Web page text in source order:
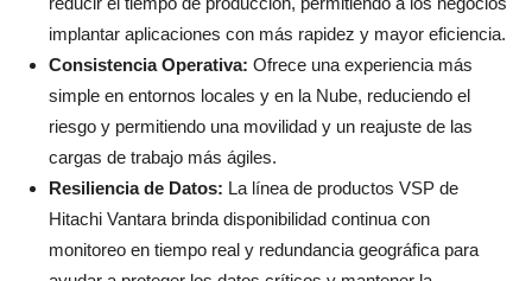
implantar aplicaciones con más rapidez y mayor eficiencia.
Consistencia Operativa: Ofrece una experiencia más
simple en entornos locales y en la Nube, reduciendo el
riesgo y permitiendo una movilidad y un reajuste de las
cargas de trabajo más ágiles.
Resiliencia de Datos: La línea de productos VSP de
Hitachi Vantara brinda disponibilidad continua con
monitoreo en tiempo real y redundancia geográfica para